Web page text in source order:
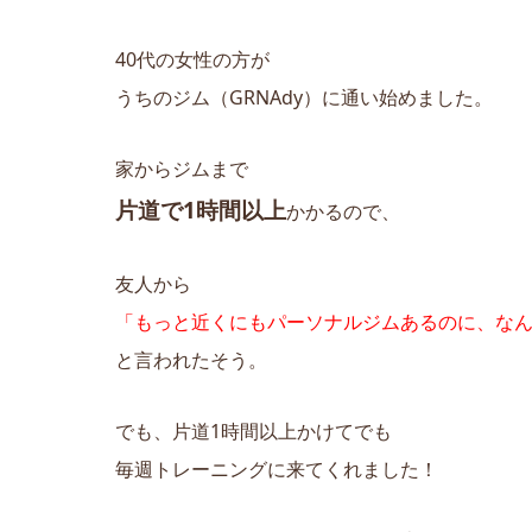
40代の女性の方が
うちのジム（GRNAdy）に通い始めました。
家からジムまで
片道で1時間以上かかるので、
友人から
「もっと近くにもパーソナルジムあるのに、な
と言われたそう。
でも、片道1時間以上かけてでも
毎週トレーニングに来てくれました！